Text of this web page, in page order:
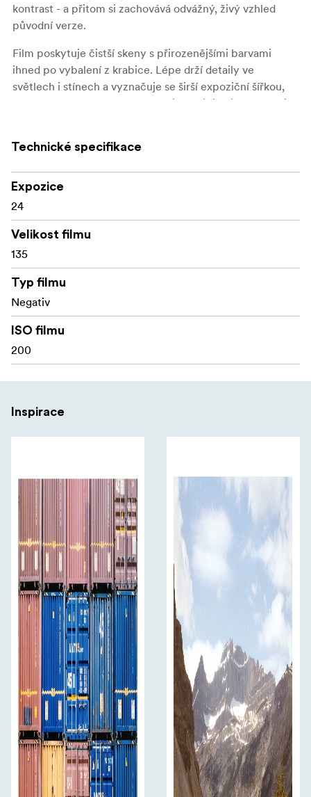
kontrast - a přitom si zachovává odvážný, živý vzhled
původní verze.
Film poskytuje čistší skeny s přirozenějšími barvami
ihned po vybalení z krabice. Lépe drží detaily ve
světlech i stínech a vyznačuje se širší expoziční šířkou,
takže každodenní fotografování je flexibilnější a šetrnější.
charakterově bohatý barevný film s vylepšeným
technickým výkonem, je přístupný i výrazný.
K dispozici ve formátech 35 mm a 120
Nová emulze s jemnějším zrnem a ostřejšími detaily
Hladší kontrast a lepší tonální rozsah
Zlepšené zachování světel a stínů
Větší šířka expozice pro flexibilní měření
Technické specifikace
Expozice
24
Velikost filmu
135
Typ filmu
Negativ
ISO filmu
200
Inspirace